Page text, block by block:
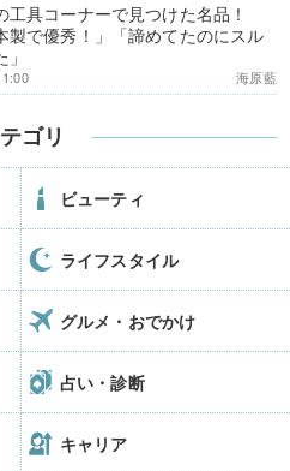
工具コーナーで見つけた名品！
製で優秀！」「諦めてたのにスル
海原藍
ゴリ
ビューティ
ライフスタイル
グルメ・おでかけ
占い・診断
キャリア